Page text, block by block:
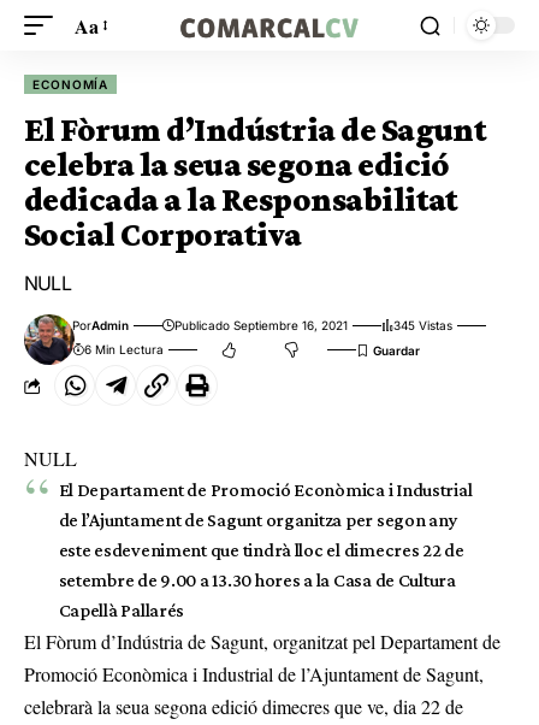
Aa
ECONOMÍA
El Fòrum d’Indústria de Sagunt
celebra la seua segona edició
dedicada a la Responsabilitat
Social Corporativa
NULL
PorAdmin Publicado Septiembre 16, 2021
345 Vistas
6 Min Lectura
NULL
El Departament de Promoció Econòmica i Industrial
de l’Ajuntament de Sagunt organitza per segon any
este esdeveniment que tindrà lloc el dimecres 22 de
setembre de 9.00 a 13.30 hores a la Casa de Cultura
Capellà Pallarés
El Fòrum d’Indústria de Sagunt, organitzat pel Departament de
Promoció Econòmica i Industrial de l’Ajuntament de Sagunt,
celebrarà la seua segona edició dimecres que ve, dia 22 de